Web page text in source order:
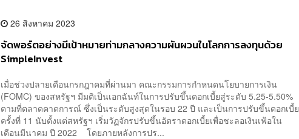
26 สิงหาคม 2023
จัดพอร์ตอย่างมีเป้าหมายท่ามกลางความผันผวนในโลกการลงทุนด้วย
SimpleInvest
เมื่อช่วงปลายเดือนกรกฎาคมที่ผ่านมา คณะกรรมการกำหนดนโยบายการเงิน
(FOMC) ของสหรัฐฯ มีมติเป็นเอกฉันท์ในการปรับขึ้นดอกเบี้ยสู่ระดับ 5.25-5.50%
ตามที่ตลาดคาดการณ์ ซึ่งเป็นระดับสูงสุดในรอบ 22 ปี และเป็นการปรับขึ้นดอกเบี้ย
ครั้งที่ 11 นับตั้งแต่สหรัฐฯ เริ่มวัฏจักรปรับขึ้นอัตราดอกเบี้ยเพื่อชะลอเงินเฟ้อใน
เดือนมีนาคม ปี 2022 โดยภายหลังการปร...